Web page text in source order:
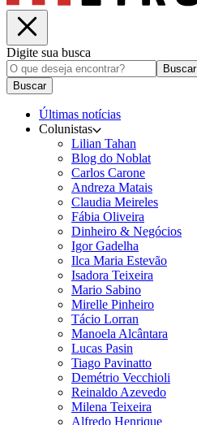
Digite sua busca
Buscar
Buscar
Últimas notícias
Colunistas
Lilian Tahan
Blog do Noblat
Carlos Carone
Andreza Matais
Claudia Meireles
Fábia Oliveira
Dinheiro & Negócios
Igor Gadelha
Ilca Maria Estevão
Isadora Teixeira
Mario Sabino
Mirelle Pinheiro
Tácio Lorran
Manoela Alcântara
Lucas Pasin
Tiago Pavinatto
Demétrio Vecchioli
Reinaldo Azevedo
Milena Teixeira
Alfredo Henrique